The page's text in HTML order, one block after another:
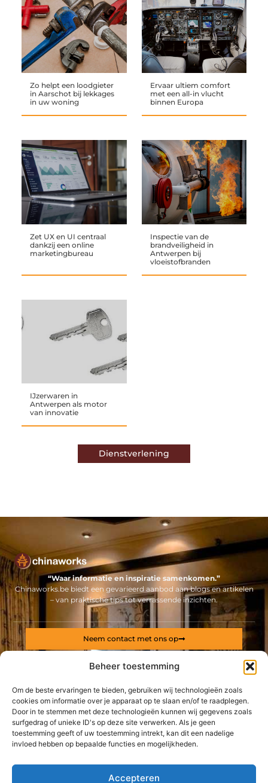
Beheer toestemming
Om de beste ervaringen te bieden, gebruiken wij technologieën zoals
cookies om informatie over je apparaat op te slaan en/of te raadplegen.
Door in te stemmen met deze technologieën kunnen wij gegevens zoals
surfgedrag of unieke ID's op deze site verwerken. Als je geen
toestemming geeft of uw toestemming intrekt, kan dit een nadelige
invloed hebben op bepaalde functies en mogelijkheden.
Accepteren
Zo helpt een loodgieter
in Aarschot bij lekkages
in uw woning
Ervaar ultiem comfort
met een all-in vlucht
binnen Europa
Zet UX en UI centraal
dankzij een online
marketingbureau
Inspectie van de
brandveiligheid in
Antwerpen bij
vloeistofbranden
IJzerwaren in
Antwerpen als motor
van innovatie
Dienstverlening
“Waar informatie en inspiratie samenkomen.”
Chinaworks.be biedt een gevarieerd aanbod aan blogs en artikelen
– van praktische tips tot verrassende inzichten.
De best gelezen stukken op een rij
Een afvalcontainer huren voor iedere gelegenheid
Een betrouwbare gezondheidsspecialist in De Haan
Renders containerchassis: De hoogste kwaliteit voor uw
Neem contact met ons op